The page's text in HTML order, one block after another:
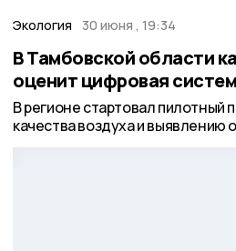
Экология 30 июня , 19:34
В Тамбовской области
оценит цифровая
В регионе стартовал пилотный
качества воздуха и выявлению